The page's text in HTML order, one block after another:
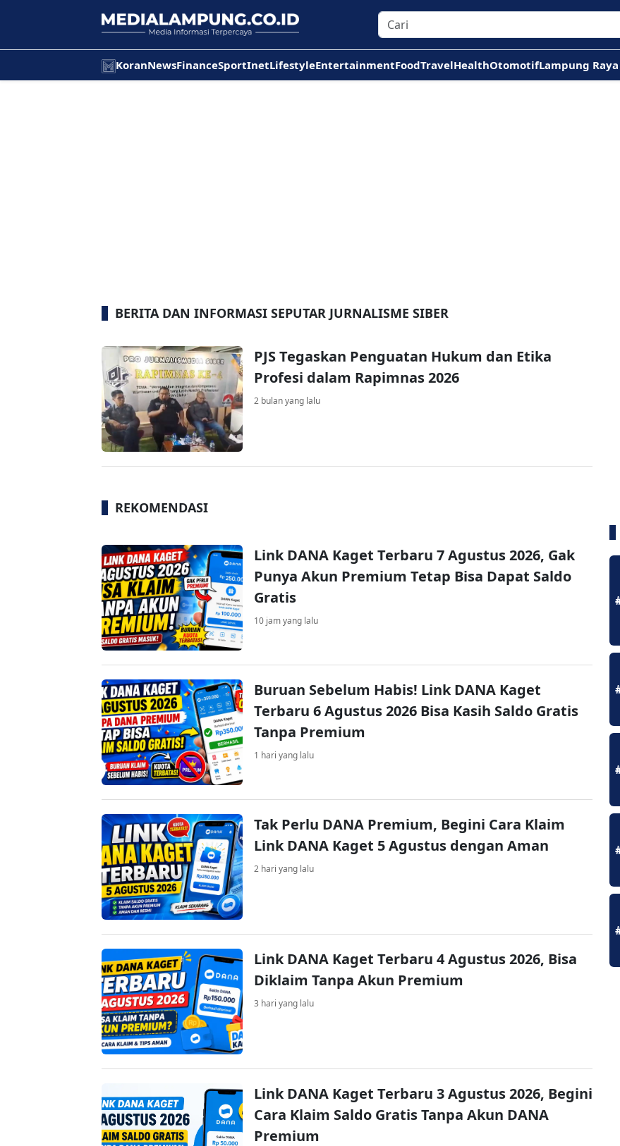
KoranNewsFinanceSportInetLifestyleEntertainmentFoodTravelHealthOtomotifLampung Raya
BERITA DAN INFORMASI SEPUTAR JURNALISME SIBER
PJS Tegaskan Penguatan Hukum dan Etika
Profesi dalam Rapimnas 2026
2 bulan yang lalu
REKOMENDASI
Link DANA Kaget Terbaru 7 Agustus 2026, Gak
Punya Akun Premium Tetap Bisa Dapat Saldo
Gratis
10 jam yang lalu
Buruan Sebelum Habis! Link DANA Kaget
Terbaru 6 Agustus 2026 Bisa Kasih Saldo Gratis
Tanpa Premium
1 hari yang lalu
Tak Perlu DANA Premium, Begini Cara Klaim
Link DANA Kaget 5 Agustus dengan Aman
2 hari yang lalu
Link DANA Kaget Terbaru 4 Agustus 2026, Bisa
Diklaim Tanpa Akun Premium
3 hari yang lalu
Link DANA Kaget Terbaru 3 Agustus 2026, Begini
Cara Klaim Saldo Gratis Tanpa Akun DANA
Premium